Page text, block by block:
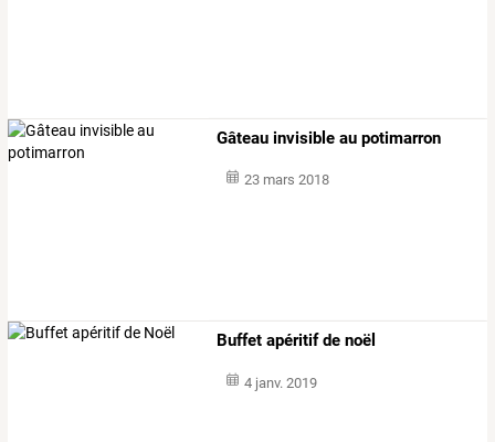
Gâteau invisible au potimarron
23 mars 2018
Buffet apéritif de noël
4 janv. 2019